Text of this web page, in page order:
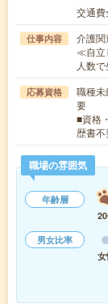
交通
仕事内容
介護関
≪自立
人数
応募資格
職種未
要
■資格
歴書
職場の雰囲気
年齢層
男女比率